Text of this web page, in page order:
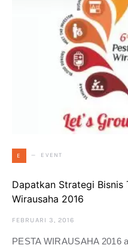
E EVENT
Dapatkan Strategi Bisnis
Wirausaha 2016
FEBRUARI 3, 2016
PESTA WIRAUSAHA 2016